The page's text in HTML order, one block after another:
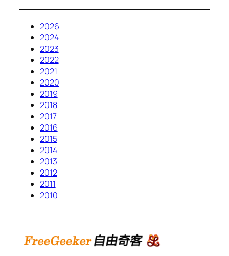
2026
2024
2023
2022
2021
2020
2019
2018
2017
2016
2015
2014
2013
2012
2011
2010